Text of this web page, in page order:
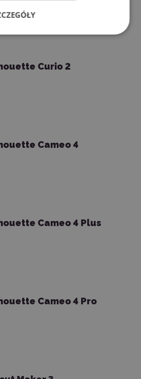
Curio 2
Cameo 4
Cameo 4 Plus
Cameo 4 Pro